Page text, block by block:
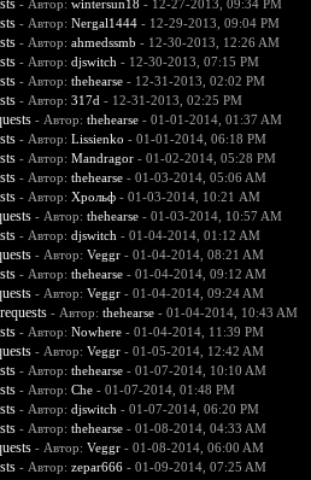
- Автор: wintersun18 - 12-27-2013, 09:34 PM
- Автор: Nergal1444- 12-29-2013, 09:04 PM
- Автор: ahmedssmb - 12-30-2013, 12:26 AM
- Автор: djswitch - 12-30-2013, 07:15 PM
- Автор: thehearse- 12-31-2013, 02:02 PM
- Автор: 317d - 12-31-2013, 02:25 PM
- Автор: thehearse- 01-01-2014, 01:37 AM
- Автор: Lissienko - 01-01-2014, 06:18 PM
- Автор: Mandragor- 01-02-2014, 05:28 PM
- Автор: thehearse- 01-03-2014, 05:06 AM
- Автор: Хрольф- 01-03-2014, 10:21 AM
- Автор: thehearse- 01-03-2014, 10:57 AM
- Автор: djswitch - 01-04-2014, 01:12 AM
- Автор: Veggr- 01-04-2014, 08:21 AM
- Автор: thehearse- 01-04-2014, 09:12 AM
- Автор: Veggr- 01-04-2014, 09:24 AM
- Автор: thehearse- 01-04-2014, 10:43 AM
- Автор: Nowhere- 01-04-2014, 11:39 PM
- Автор: Veggr- 01-05-2014, 12:42 AM
- Автор: thehearse- 01-07-2014, 10:10 AM
- Автор: Che- 01-07-2014, 01:48 PM
- Автор: djswitch - 01-07-2014, 06:20 PM
- Автор: thehearse- 01-08-2014, 04:33 AM
- Автор: Veggr- 01-08-2014, 06:00 AM
- Автор: zepar666- 01-09-2014, 07:25 AM